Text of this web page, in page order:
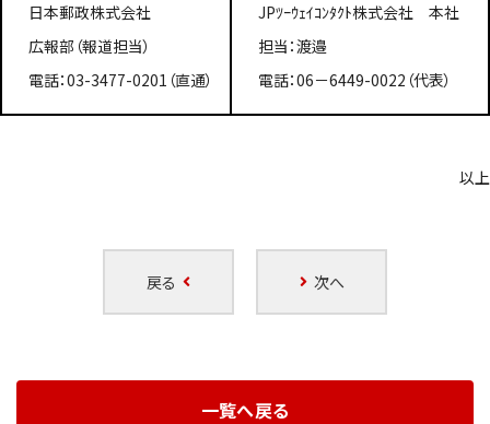
日本郵政株式会社
広報部（報道担当）
電話：03-3477-0201（直通）
JPﾂｰｳｪｲｺﾝﾀｸﾄ株式会社 本社
担当：渡邉
電話：06－6449-0022（代表）
以上
戻る 次へ
一覧へ戻る